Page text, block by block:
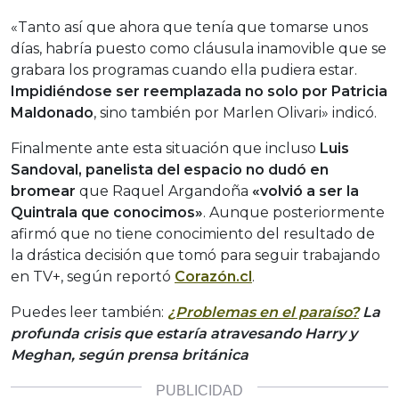
«Tanto así que ahora que tenía que tomarse unos
días, habría puesto como cláusula inamovible que se
grabara los programas cuando ella pudiera estar.
Impidiéndose ser reemplazada no solo por Patricia
Maldonado, sino también por Marlen Olivari» indicó.
Finalmente ante esta situación que incluso Luis
Sandoval, panelista del espacio no dudó en
bromear que Raquel Argandoña «volvió a ser la
Quintrala que conocimos». Aunque posteriormente
afirmó que no tiene conocimiento del resultado de
la drástica decisión que tomó para seguir trabajando
en TV+, según reportó Corazón.cl .
Puedes leer también: ¿Problemas en el paraíso?La
profunda crisis que estaría atravesando Harry y
Meghan, según prensa británica